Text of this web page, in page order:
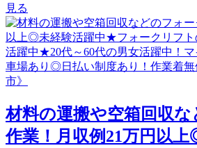
見る
材料の運搬や空箱回収な
作業！月収例21万円以